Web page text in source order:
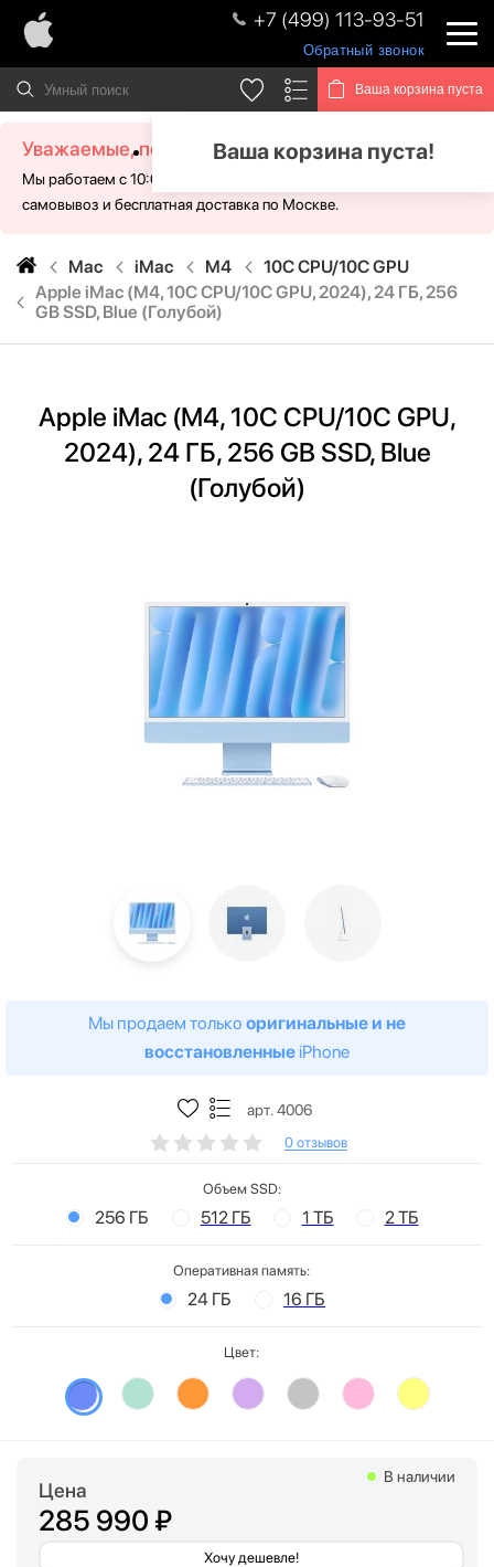
+7 (499) 113-93-51
Обратный звонок
Ваша корзина пуста
Ваша корзина пуста!
Уважаемые, посетители!
Мы работаем с 10:00 - 21:00 без выходных. Для Вас доступен
самовывоз и бесплатная доставка по Москве.
Mac iMac M4
10C CPU/10C GPU
Apple iMac (M4, 10C CPU/10C GPU, 2024), 24 ГБ, 256
GB SSD, Blue (Голубой)
Apple iMac (M4, 10C CPU/10C GPU,
2024), 24 ГБ, 256 GB SSD, Blue
(Голубой)
Мы продаем только оригинальные и не
восстановленные iPhone
арт. 4006
0 отзывов
Объем SSD:
256 ГБ 512 ГБ 1 ТБ 2 ТБ
Оперативная память:
24 ГБ 16 ГБ
Цвет:
Цена
285 990 ₽
Хочу дешевле!
В наличии